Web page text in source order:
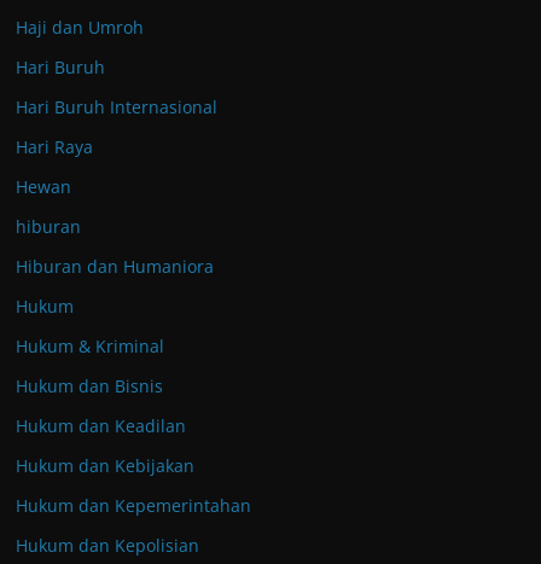
Haji dan Umroh
Hari Buruh
Hari Buruh Internasional
Hari Raya
Hewan
hiburan
Hiburan dan Humaniora
Hukum
Hukum & Kriminal
Hukum dan Bisnis
Hukum dan Keadilan
Hukum dan Kebijakan
Hukum dan Kepemerintahan
Hukum dan Kepolisian